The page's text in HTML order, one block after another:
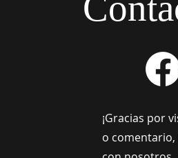
¡Gracias por
o